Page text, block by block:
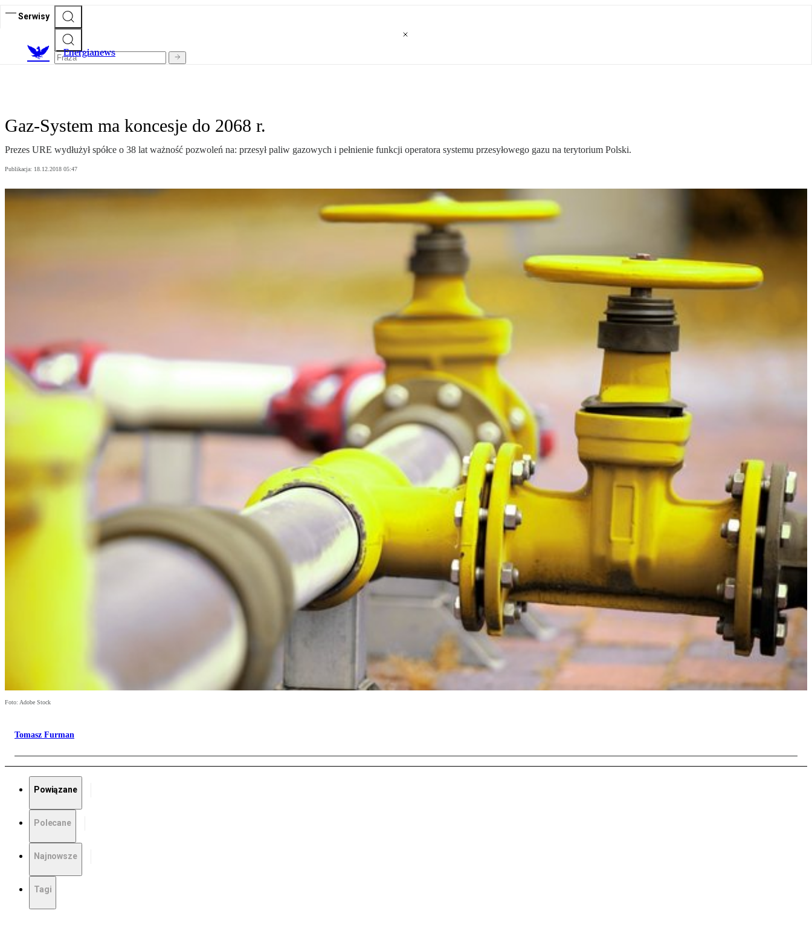
Serwisy
Energianews
Gaz-System ma koncesje do 2068 r.
Prezes URE wydłużył spółce o 38 lat ważność pozwoleń na: przesył paliw gazowych i pełnienie funkcji operatora systemu przesyłowego gazu na terytorium Polski.
Publikacja: 18.12.2018 05:47
Foto: Adobe Stock
Tomasz Furman
Powiązane
Polecane
Najnowsze
Tagi